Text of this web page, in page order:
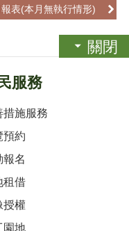
表(本月無執行情形)
關閉
服務
措施服務
預約
報名
租借
授權
園地